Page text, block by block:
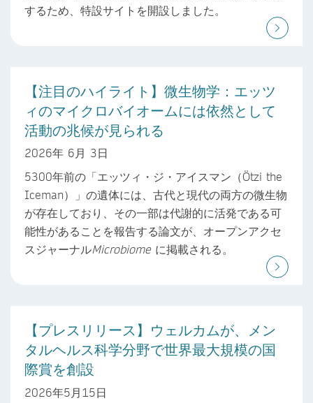
するため、特設サイトを開設しました。
【注目のハイライト】微生物学：エッツ
ィのマイクロバイオームには依然として
活動の兆候が見られる
2026年 6月 3日
5300年前の「エッツィ・ジ・アイスマン（Ötzi the
Iceman）」の遺体には、古代と現代の両方の微生物
が存在しており、その一部は代謝的に活発である可
能性があることを報告する論文が、オープンアクセ
スジャーナルMicrobiome に掲載される。
【プレスリリース】ウェルカムが、メン
タルヘルス科学分野で世界最大規模の国
際賞を創設
2026年5月15日